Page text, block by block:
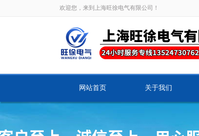
欢迎您，来到上海旺徐电气有限公司！
网站首页 关于我们